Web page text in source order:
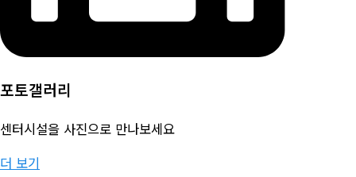
포토갤러리
센터시설을 사진으로 만나보세요
더 보기